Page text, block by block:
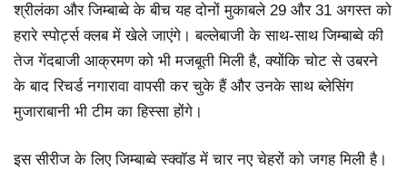
श्रीलंका और जिम्बाब्वे के बीच यह दोनों मुकाबले 29 और 31 अगस्त को
हरारे स्पोर्ट्स क्लब में खेले जाएंगे। बल्लेबाजी के साथ-साथ जिम्बाब्वे की
तेज गेंदबाजी आक्रमण को भी मजबूती मिली है, क्योंकि चोट से उबरने
के बाद रिचर्ड नगारावा वापसी कर चुके हैं और उनके साथ ब्लेसिंग
मुजाराबानी भी टीम का हिस्सा होंगे।
इस सीरीज के लिए जिम्बाब्वे स्क्वॉड में चार नए चेहरों को जगह मिली है।